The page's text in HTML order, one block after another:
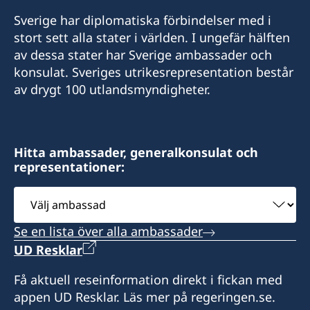
Sverige har diplomatiska förbindelser med i
stort sett alla stater i världen. I ungefär hälften
av dessa stater har Sverige ambassader och
konsulat. Sveriges utrikesrepresentation består
av drygt 100 utlandsmyndigheter.
Hitta ambassader, generalkonsulat och
representationer:
Välj
ambassad
Se en lista över alla ambassader
UD Resklar
Få aktuell reseinformation direkt i fickan med
appen UD Resklar. Läs mer på regeringen.se.